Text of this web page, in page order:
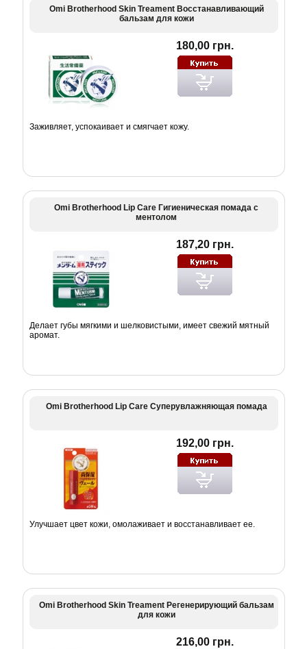
Omi Brotherhood Skin Treament Восстанавливающий
бальзам для кожи
180,00 грн.
Заживляет, успокаивает и смягчает кожу.
Omi Brotherhood Lip Care Гигиеническая помада с
ментолом
187,20 грн.
Делает губы мягкими и шелковистыми, имеет свежий мятный
аромат.
Omi Brotherhood Lip Care Суперувлажняющая помада
192,00 грн.
Улучшает цвет кожи, омолаживает и восстанавливает ее.
Omi Brotherhood Skin Treament Регенерирующий бальзам
для кожи
216,00 грн.